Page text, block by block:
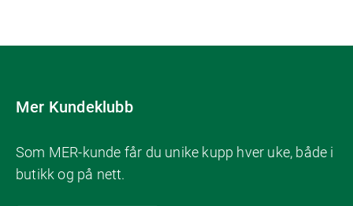
Mer Kundeklubb
Som MER-kunde får du unike kupp hver uke, både i
butikk og på nett.